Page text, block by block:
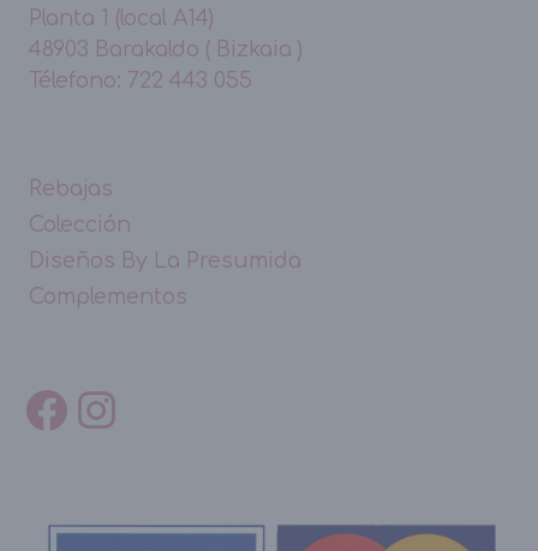
Planta 1 (local A14)
48903 Barakaldo ( Bizkaia )
Télefono: 722 443 055
Rebajas
Colección
Diseños By La Presumida
Complementos